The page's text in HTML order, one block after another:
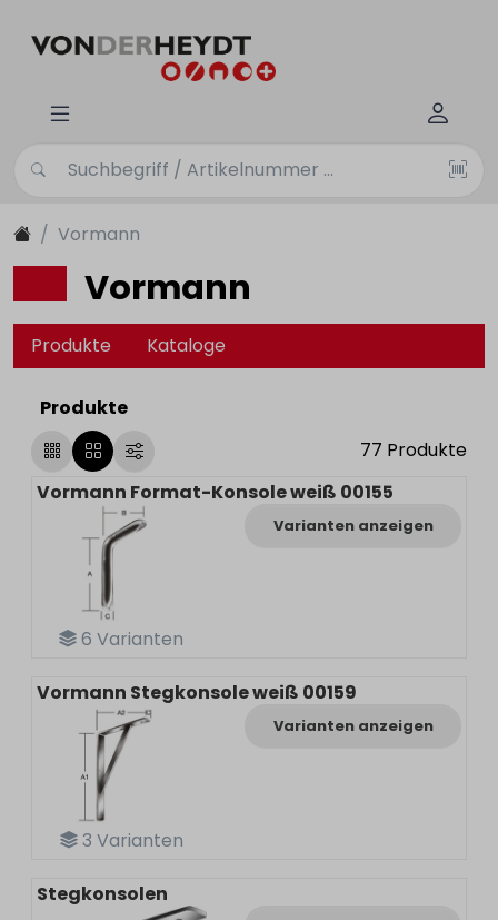
Vormann
Vormann
Produkte Kataloge
Produkte
77 Produkte
6 Varianten
Vormann Format-Konsole weiß 00155
Varianten anzeigen
3 Varianten
Vormann Stegkonsole weiß 00159
Varianten anzeigen
Stegkonsolen